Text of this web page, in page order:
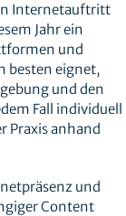
Internetauftritt
Jahr ein
und
besten eignet,
und den
Fall individuell
Praxis anhand
und
Content